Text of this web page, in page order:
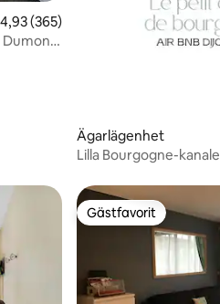
av 5 i genomsnittligt betyg, 365
4,93 (365)
Dumont
Ägarlägenhet
Lilla Bourgogne-
Gästfavorit
Gästfavorit